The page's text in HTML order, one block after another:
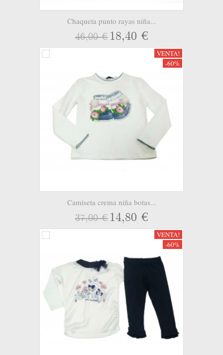
Chaqueta punto rayas niña...
46,00 € 18,40 €
VENTA!
-60%
Camiseta crema niña botas...
37,00 € 14,80 €
VENTA!
-60%